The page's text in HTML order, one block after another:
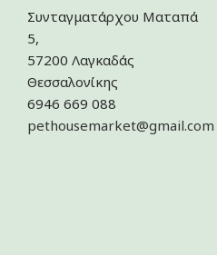
Συνταγματάρχου Ματαπά
5,
57200 Λαγκαδάς
Θεσσαλονίκης
6946 669 088
pethousemarket@gmail.com